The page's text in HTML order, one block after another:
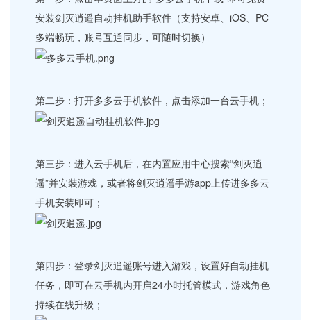
安装剑灭逍遥自动挂机助手软件（支持安卓、iOS、PC
多端畅玩，账号互通同步，可随时切换）
第二步：打开多多云手机软件，点击添加一台云手机；
第三步：进入云手机后，在内置应用中心搜索“剑灭逍
遥”并安装游戏，或者将剑灭逍遥手游app上传进多多云
手机安装即可；
第四步：登录剑灭逍遥账号进入游戏，设置好自动挂机
任务，即可在云手机内开启24小时托管模式，游戏角色
持续在线升级；